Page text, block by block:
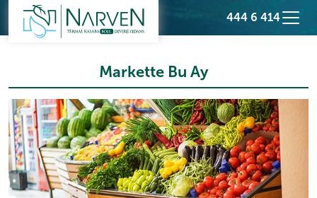
444 6 414
Markette Bu Ay